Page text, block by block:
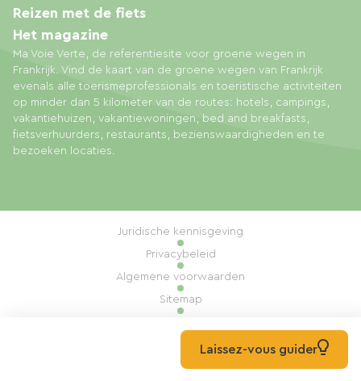
Ma Voie Verte, de referentiesite voor groene wegen in
Frankrijk. Vind de kaart van de groene wegen van Frankrijk
evenals alle toerismeprofessionals en toeristische activiteiten
op minder dan 5 kilometer van de routes: hotels, campings,
vakantiehuizen, vakantiewoningen, bed and breakfasts,
fietsverhuurders, restaurants, bezienswaardigheden en te
bezoeken locaties.
Reizen met de fiets
Het magazine
© 2026 Ma Voie Verte Alle rechten voorbehouden
Juridische kennisgeving
Privacybeleid
Algemene voorwaarden
Sitemap
Realisatie: Mill, PrivasLaissez-vous guider